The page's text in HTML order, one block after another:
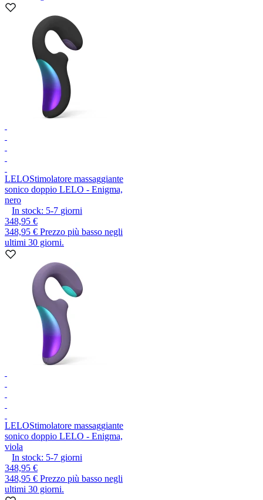
LELOStimolatore massaggiante
sonico doppio LELO - Enigma,
nero
In stock: 5-7 giorni
348,95 €
348,95 € Prezzo più basso negli
ultimi 30 giorni.
LELOStimolatore massaggiante
sonico doppio LELO - Enigma,
viola
In stock: 5-7 giorni
348,95 €
348,95 € Prezzo più basso negli
ultimi 30 giorni.